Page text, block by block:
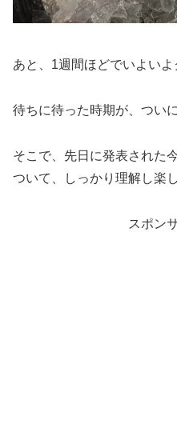
あと、1週間ほどでいよいよ
待ちに待った時期が、つい
そこで、先日に発表された
ついて、しっかり理解し楽
スポン